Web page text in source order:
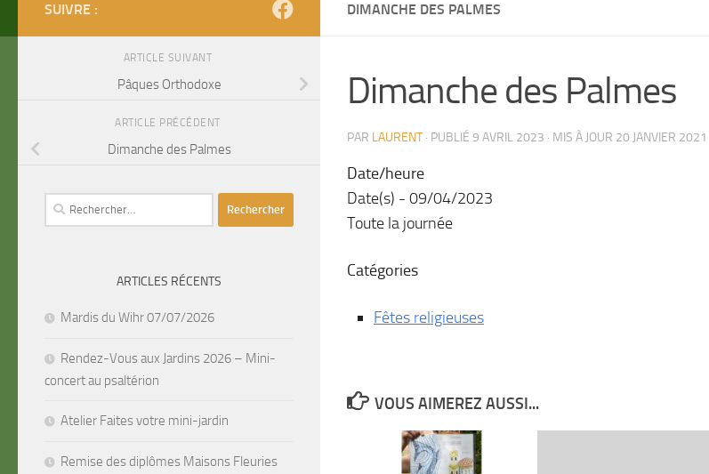
DIMANCHE DES PALMES
Dimanche des Palmes
PAR LAURENT · PUBLIÉ 9 AVRIL 2023 · MIS À JOUR 20 JANVIER 2021
Date/heure
Date(s) - 09/04/2023
Toute la journée
Catégories
Fêtes religieuses
VOUS AIMEREZ AUSSI...
SUIVRE :
ARTICLE SUIVANT
Pâques Orthodoxe
ARTICLE PRÉCÉDENT
Dimanche des Palmes
Rechercher :
ARTICLES RÉCENTS
Mardis du Wihr 07/07/2026
Rendez-Vous aux Jardins 2026 – Mini-
concert au psaltérion
Atelier Faites votre mini-jardin
Remise des diplômes Maisons Fleuries